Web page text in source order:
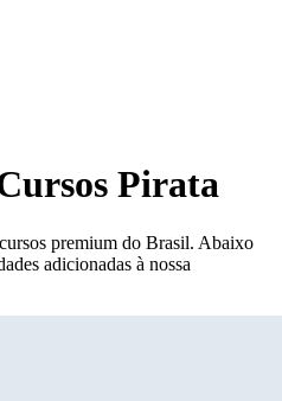
Pirata
premium do Brasil. Abaixo
adicionadas à nossa